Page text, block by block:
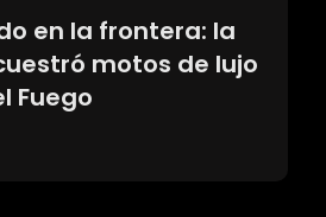
en la frontera: la
motos de lujo
Fuego